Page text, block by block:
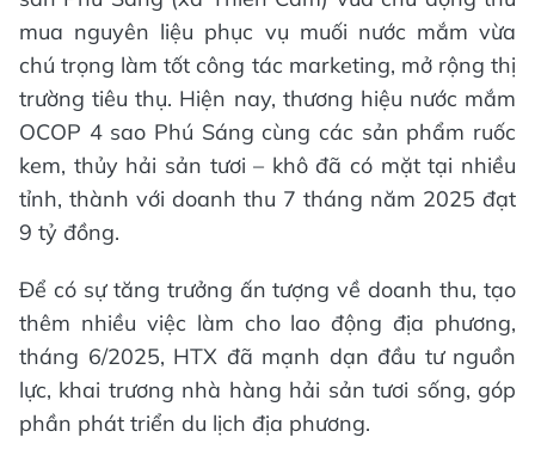
mua nguyên liệu phục vụ muối nước mắm vừa
chú trọng làm tốt công tác marketing, mở rộng thị
trường tiêu thụ. Hiện nay, thương hiệu nước mắm
OCOP 4 sao Phú Sáng cùng các sản phẩm ruốc
kem, thủy hải sản tươi – khô đã có mặt tại nhiều
tỉnh, thành với doanh thu 7 tháng năm 2025 đạt
9 tỷ đồng.
Để có sự tăng trưởng ấn tượng về doanh thu, tạo
thêm nhiều việc làm cho lao động địa phương,
tháng 6/2025, HTX đã mạnh dạn đầu tư nguồn
lực, khai trương nhà hàng hải sản tươi sống, góp
phần phát triển du lịch địa phương.